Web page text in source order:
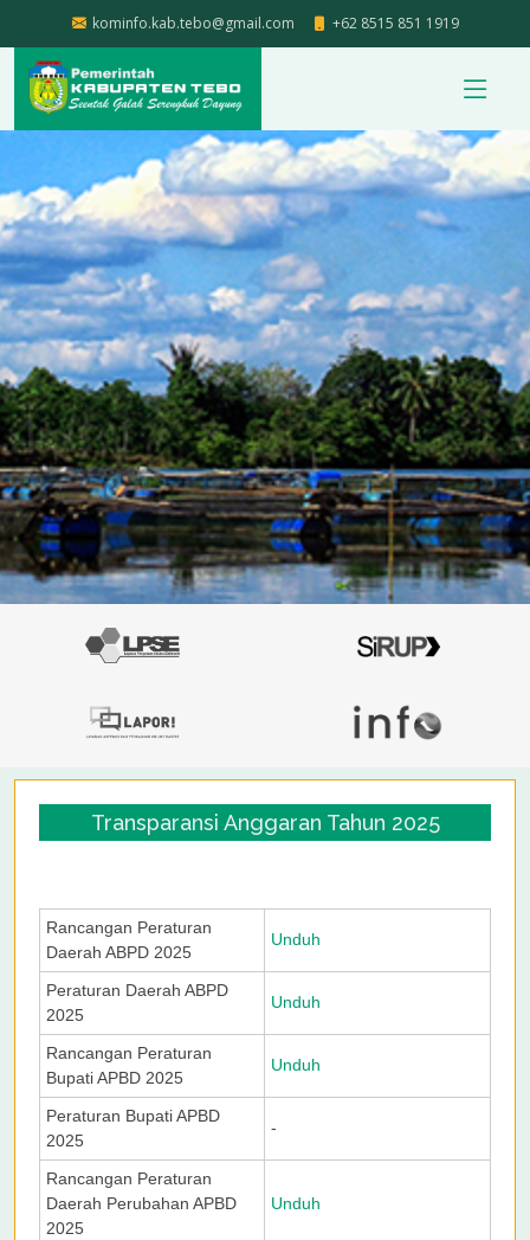
kominfo.kab.tebo@gmail.com +62 8515 851 1919
Transparansi Anggaran Tahun 2025
Rancangan Peraturan
Daerah ABPD 2025
Unduh
Peraturan Daerah ABPD
2025
Unduh
Rancangan Peraturan
Bupati APBD 2025
Unduh
Peraturan Bupati APBD
2025
-
Rancangan Peraturan
Daerah Perubahan APBD
2025
Unduh